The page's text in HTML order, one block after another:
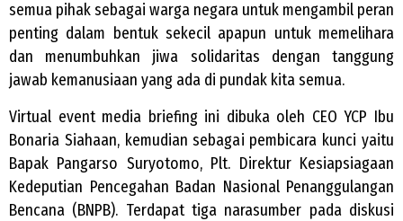
semua pihak sebagai warga negara untuk mengambil peran
penting dalam bentuk sekecil apapun untuk memelihara
dan menumbuhkan jiwa solidaritas dengan tanggung
jawab kemanusiaan yang ada di pundak kita semua.
Virtual event media briefing ini dibuka oleh CEO YCP Ibu
Bonaria Siahaan, kemudian sebagai pembicara kunci yaitu
Bapak Pangarso Suryotomo, Plt. Direktur Kesiapsiagaan
Kedeputian Pencegahan Badan Nasional Penanggulangan
Bencana (BNPB). Terdapat tiga narasumber pada diskusi